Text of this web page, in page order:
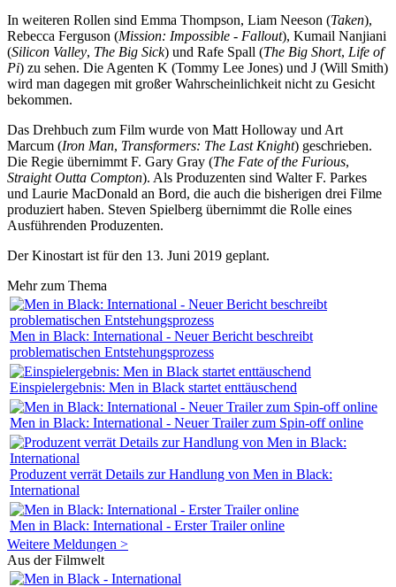
In weiteren Rollen sind Emma Thompson, Liam Neeson (Taken),
Rebecca Ferguson (Mission: Impossible - Fallout), Kumail Nanjiani
(Silicon Valley, The Big Sick) und Rafe Spall (The Big Short, Life of
Pi) zu sehen. Die Agenten K (Tommy Lee Jones) und J (Will Smith)
wird man dagegen mit großer Wahrscheinlichkeit nicht zu Gesicht
bekommen.
Das Drehbuch zum Film wurde von Matt Holloway und Art
Marcum (Iron Man, Transformers: The Last Knight) geschrieben.
Die Regie übernimmt F. Gary Gray (The Fate of the Furious,
Straight Outta Compton). Als Produzenten sind Walter F. Parkes
und Laurie MacDonald an Bord, die auch die bisherigen drei Filme
produziert haben. Steven Spielberg übernimmt die Rolle eines
Ausführenden Produzenten.
Der Kinostart ist für den 13. Juni 2019 geplant.
Mehr zum Thema
Men in Black: International - Neuer Bericht beschreibt
problematischen Entstehungsprozess
Einspielergebnis: Men in Black startet enttäuschend
Men in Black: International - Neuer Trailer zum Spin-off online
Produzent verrät Details zur Handlung von Men in Black:
International
Men in Black: International - Erster Trailer online
Weitere Meldungen >
Aus der Filmwelt